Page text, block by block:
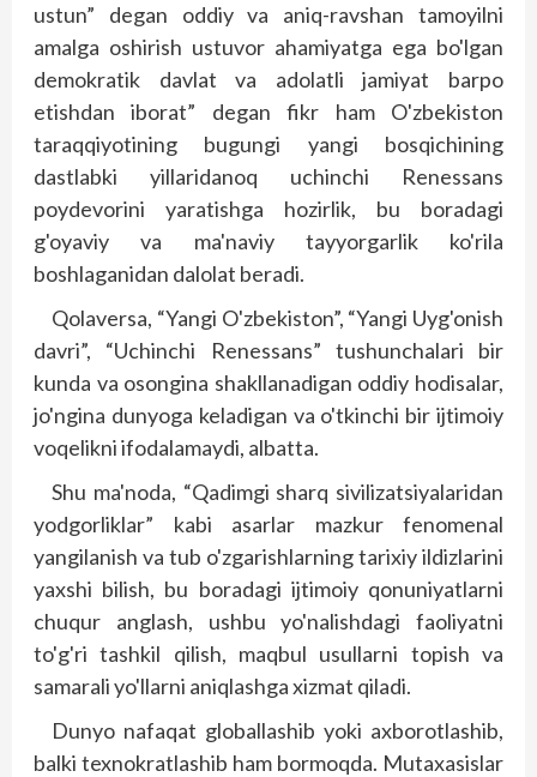
ustun” degan oddiy va aniq-ravshan tamoyilni
amalga oshirish ustuvor ahamiyatga ega bo'lgan
demokratik davlat va adolatli jamiyat barpo
etishdan iborat” degan fikr ham O'zbekiston
taraqqiyotining bugungi yangi bosqichining
dastlabki yillaridanoq uchinchi Renessans
poydevorini yaratishga hozirlik, bu boradagi
g'oyaviy va ma'naviy tayyorgarlik ko'rila
boshlaganidan dalolat beradi.
Qolaversa, “Yangi O'zbekis­ton”, “Yangi Uyg'onish
davri”, “Uchinchi Renessans” tushunchalari bir
kunda va osongina shakllanadigan oddiy hodisalar,
jo'ngina dunyoga keladigan va o'tkinchi bir ijtimoiy
voqelikni ifodalamaydi, albatta.
Shu ma'noda, “Qadimgi sharq sivilizatsiyalaridan
yodgorliklar” kabi asarlar mazkur fenomenal
yangilanish va tub o'zgarish­larning tarixiy ildizlarini
yaxshi bilish, bu boradagi ijtimoiy qonuniyatlarni
chuqur anglash, ushbu yo'nalishdagi faoliyatni
to'g'ri tashkil qilish, maqbul usullarni topish va
samarali yo'llarni aniqlashga xizmat qiladi.
Dunyo nafaqat globallashib yoki axborotlashib,
balki texnokratlashib ham bormoqda. Mutaxasislar